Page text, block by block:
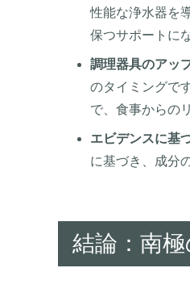
性能な浄水器を
保つサポートに
調理器具のアッ
のタイミングで
で、食事からの
エビデンスに基
に基づき、成分
結論：南